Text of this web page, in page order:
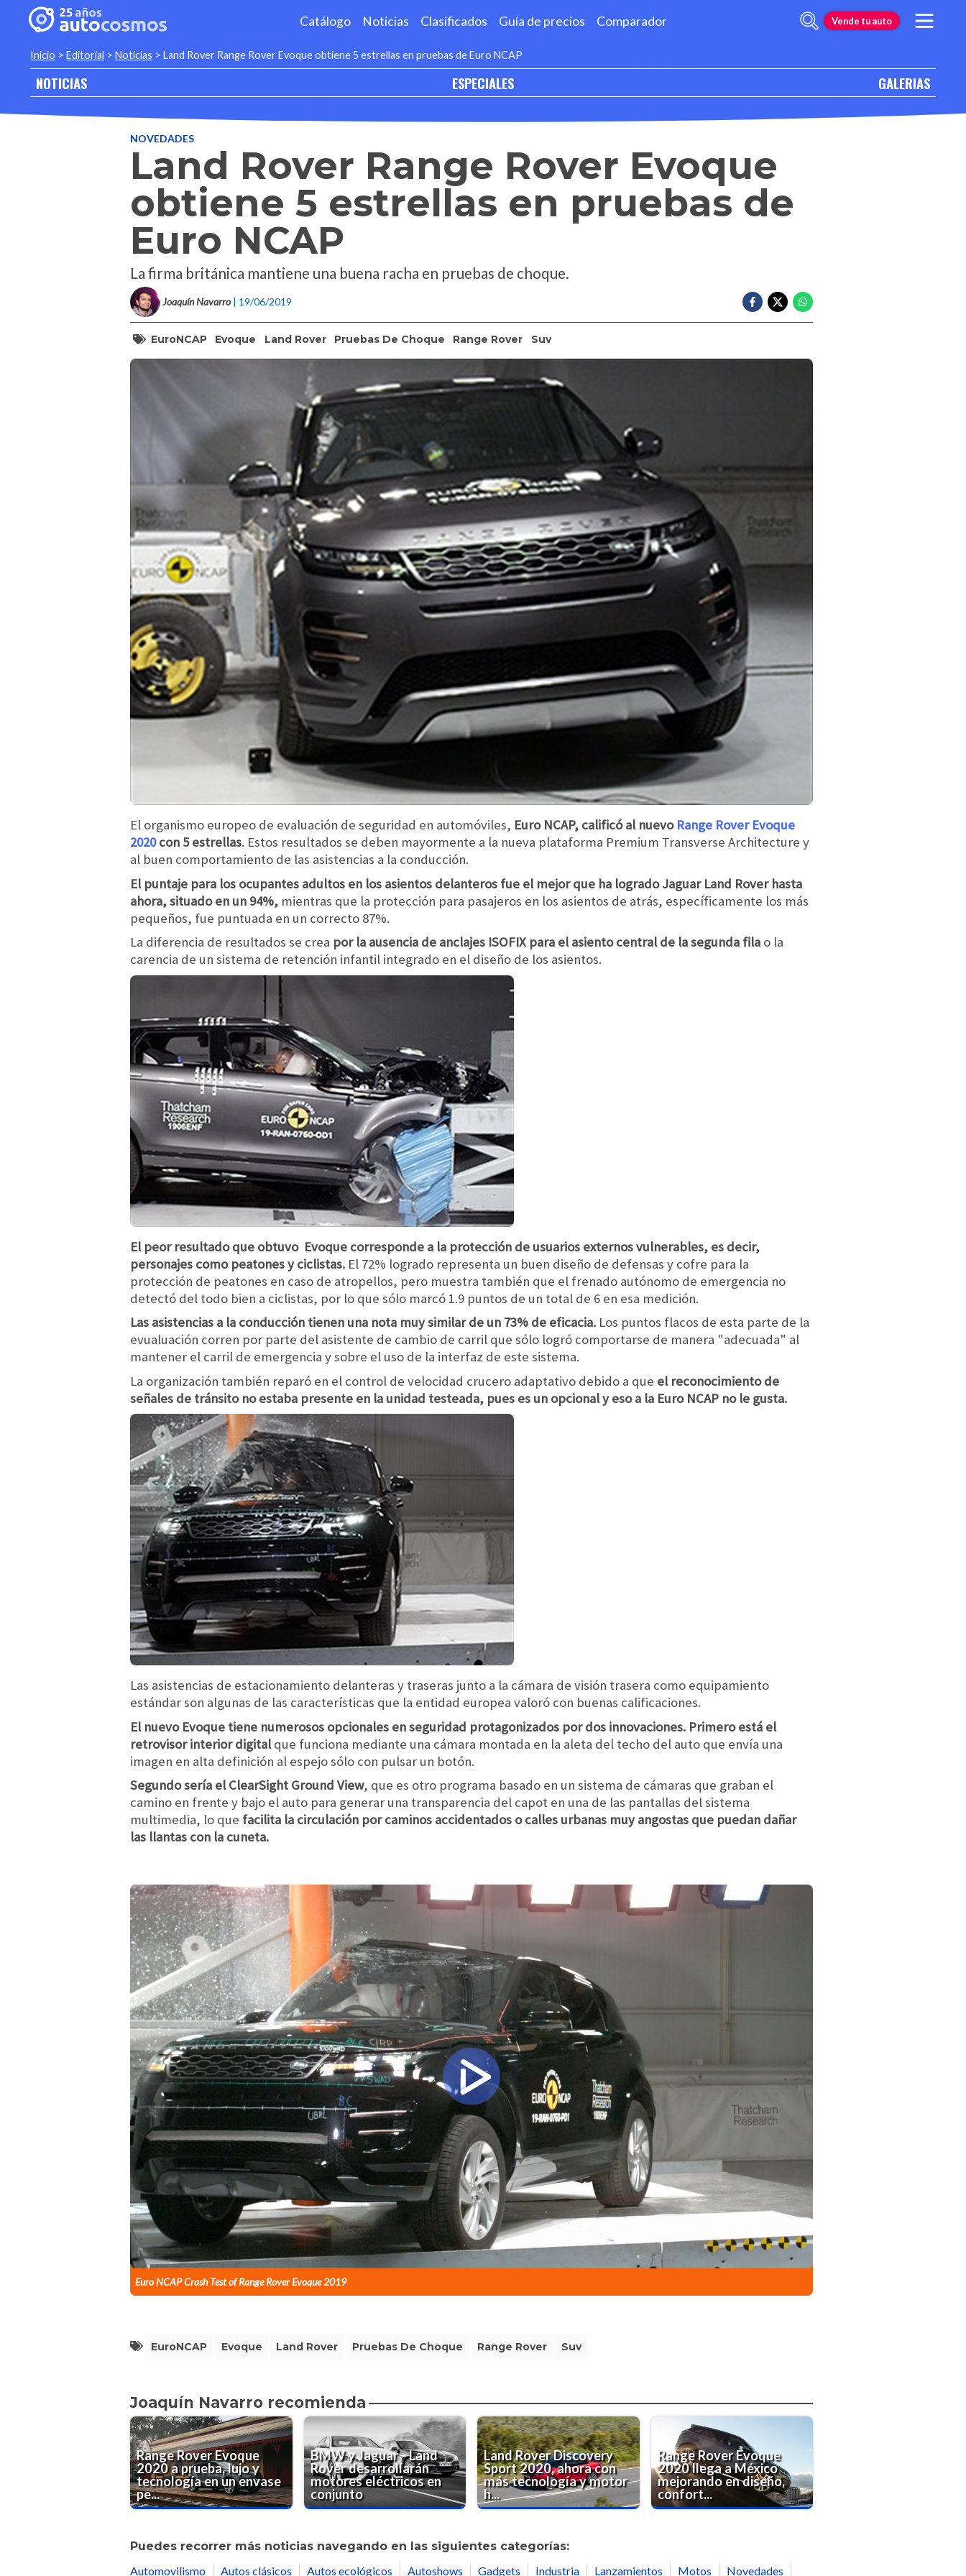
Catálogo Noticias Clasificados Guía de precios Comparador Vende tu auto
Inicio > Editorial > Noticias > Land Rover Range Rover Evoque obtiene 5 estrellas en pruebas de Euro NCAP
NOTICIAS ESPECIALES GALERIAS
NOVEDADES
Land Rover Range Rover Evoque
obtiene 5 estrellas en pruebas de
Euro NCAP
La firma británica mantiene una buena racha en pruebas de choque.
Joaquín Navarro | 19/06/2019
EuroNCAP Evoque Land Rover Pruebas De Choque Range Rover Suv
El organismo europeo de evaluación de seguridad en automóviles, Euro NCAP, calificó al nuevo Range Rover Evoque
2020con 5 estrellas. Estos resultados se deben mayormente a la nueva plataforma Premium Transverse Architecture y
al buen comportamiento de las asistencias a la conducción.
El puntaje para los ocupantes adultos en los asientos delanteros fue el mejor que ha logrado Jaguar Land Rover hasta
ahora, situado en un 94%, mientras que la protección para pasajeros en los asientos de atrás, específicamente los más
pequeños, fue puntuada en un correcto 87%.
La diferencia de resultados se crea por la ausencia de anclajes ISOFIX para el asiento central de la segunda fila o la
carencia de un sistema de retención infantil integrado en el diseño de los asientos.
El peor resultado que obtuvo Evoque corresponde a la protección de usuarios externos vulnerables, es decir,
personajes como peatones y ciclistas. El 72% logrado representa un buen diseño de defensas y cofre para la
protección de peatones en caso de atropellos, pero muestra también que el frenado autónomo de emergencia no
detectó del todo bien a ciclistas, por lo que sólo marcó 1.9 puntos de un total de 6 en esa medición.
Las asistencias a la conducción tienen una nota muy similar de un 73% de eficacia. Los puntos flacos de esta parte de la
evualuación corren por parte del asistente de cambio de carril que sólo logró comportarse de manera "adecuada" al
mantener el carril de emergencia y sobre el uso de la interfaz de este sistema.
La organización también reparó en el control de velocidad crucero adaptativo debido a que el reconocimiento de
señales de tránsito no estaba presente en la unidad testeada, pues es un opcional y eso a la Euro NCAP no le gusta.
Las asistencias de estacionamiento delanteras y traseras junto a la cámara de visión trasera como equipamiento
estándar son algunas de las características que la entidad europea valoró con buenas calificaciones.
El nuevo Evoque tiene numerosos opcionales en seguridad protagonizados por dos innovaciones. Primero está el
retrovisor interior digitalque funciona mediante una cámara montada en la aleta del techo del auto que envía una
imagen en alta definición al espejo sólo con pulsar un botón.
Segundo sería el ClearSight Ground View, que es otro programa basado en un sistema de cámaras que graban el
camino en frente y bajo el auto para generar una transparencia del capot en una de las pantallas del sistema
multimedia, lo que facilita la circulación por caminos accidentados o calles urbanas muy angostas que puedan dañar
las llantas con la cuneta.
Euro NCAP Crash Test of Range Rover Evoque 2019
EuroNCAP Evoque Land Rover Pruebas De Choque Range Rover Suv
Joaquín Navarro recomienda
Range Rover Evoque
2020 a prueba, lujo y
tecnología en un envase
pe...
BMW y Jaguar - Land
Rover desarrollarán
motores eléctricos en
conjunto
Land Rover Discovery
Sport 2020, ahora con
más tecnología y motor
h...
Range Rover Evoque
2020 llega a México
mejorando en diseño,
confort...
Puedes recorrer más noticias navegando en las siguientes categorías:
Automovilismo
Autos clásicos Autos ecológicos Autoshows Gadgets Industria Lanzamientos Motos Novedades